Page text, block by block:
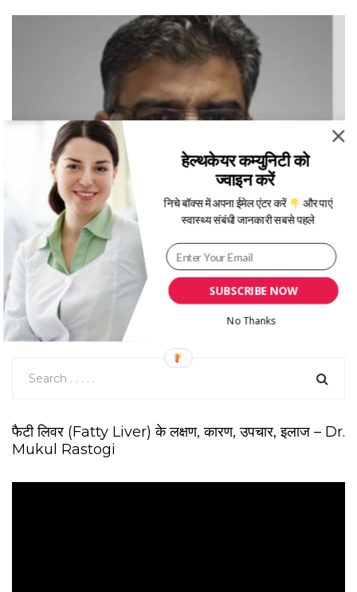
स्पाइन से सम्बंधित समस्या का इलाज (डॉ राहुल कॉल) के साथ
फैटी लिवर (Fatty Liver) के लक्षण, कारण, उपचार, इलाज – Dr.
Mukul Rastogi
SUBSCRIBE NOW
हेल्थकेयर कम्युनिटी को
ज्वाइन करें
निचे बॉक्स में अपना ईमेल एंटर करें
और पाएं
स्वास्थ्य संबंधी जानकारी सबसे पहले
No Thanks